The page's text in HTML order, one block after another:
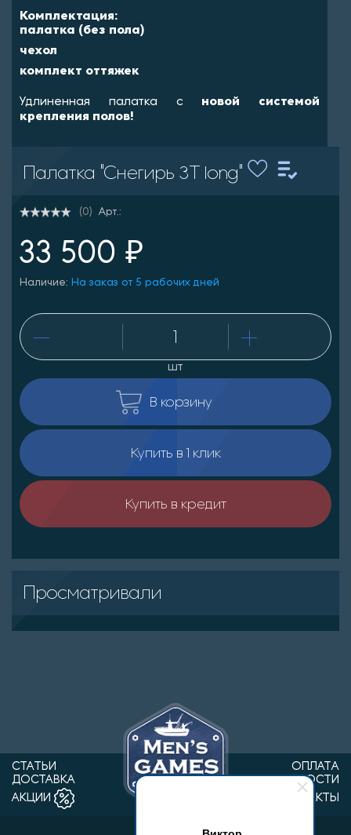
Комплектация:
палатка (без пола)
чехол
комплект оттяжек
Удлиненная палатка сновой системой
крепления полов!
Палатка "Снегирь 3Т long"
(0) Арт.:
33 500 ₽
Наличие: На заказ от 5 рабочих дней
шт
В корзину
Купить в 1 клик
Купить в кредит
Просматривали
СТАТЬИ
ОПЛАТА
ДОСТАВКА
НОВОСТИ
АКЦИИ
КОНТАКТЫ